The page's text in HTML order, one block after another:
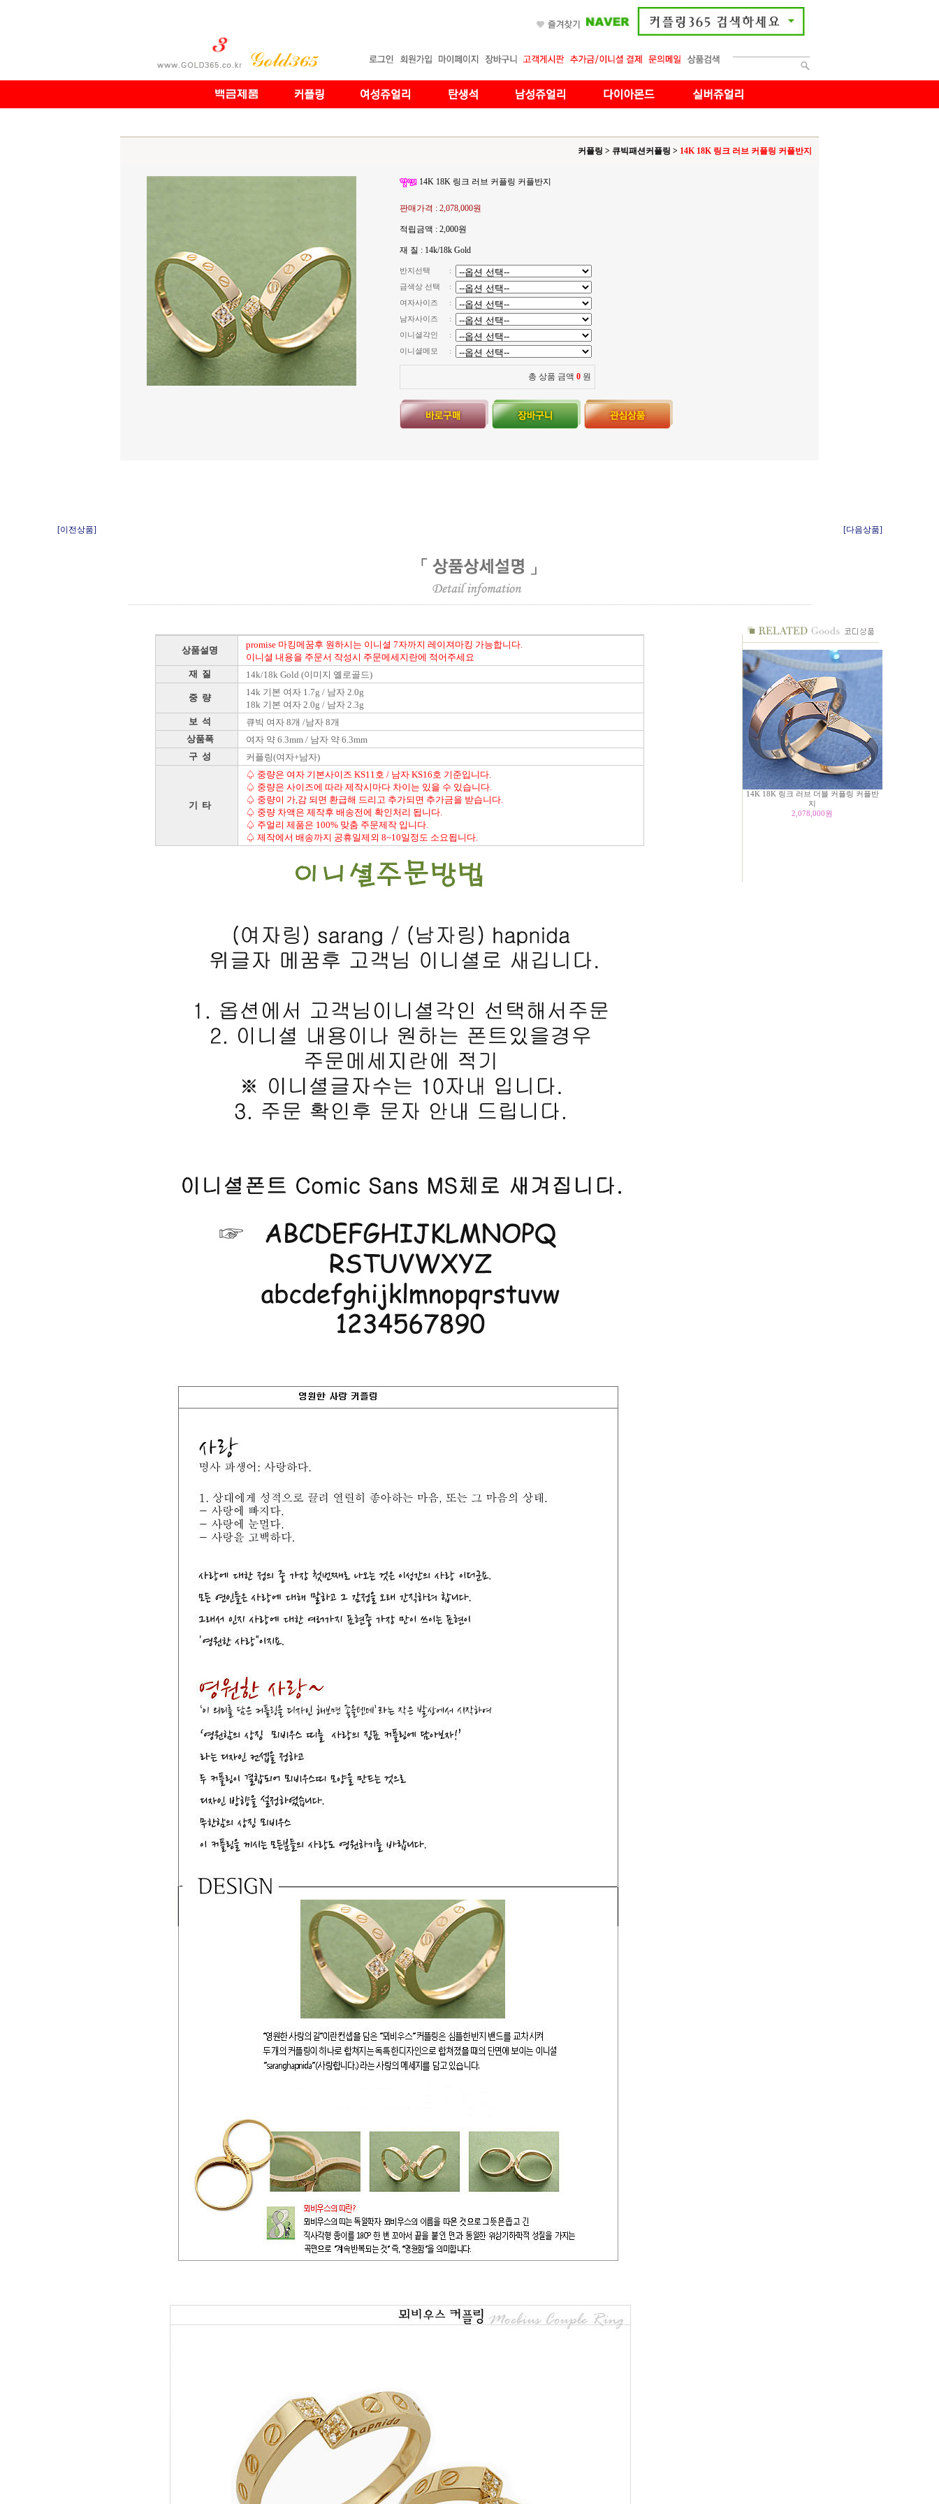
커플링 > 큐빅패션커플링 > 14K 18K 링크 러브 커플링 커플반지
14K 18K 링크 러브 커플링 커플반지
판매가격 : 2,078,000원
적립금액 : 2,000원
재 질 : 14k/18k Gold
반지선택
:
금색상 선택
:
여자사이즈
:
남자사이즈
:
이니셜각인
:
이니셜메모
:
총 상품 금액 0 원
[이전상품] [다음상품]
상품설명
promise 마킹메꿈후 원하시는 이니셜 7자까지 레이져마킹 가능합니다.
이니셜 내용을 주문서 작성시 주문메세지란에 적어주세요
재 질 14k/18k Gold (이미지 옐로골드)
중 량
14k 기본 여자 1.7g / 남자 2.0g
18k 기본 여자 2.0g / 남자 2.3g
보 석 큐빅 여자 8개 /남자 8개
상품폭 여자 약 6.3mm / 남자 약 6.3mm
구 성 커플링(여자+남자)
기 타
♤ 중량은 여자 기본사이즈 KS11호 / 남자 KS16호 기준입니다.
♤ 중량은 사이즈에 따라 제작시마다 차이는 있을 수 있습니다.
♤ 중량이 가,감 되면 환급해 드리고 추가되면 추가금을 받습니다.
♤ 중량 차액은 제작후 배송전에 확인처리 됩니다.
♤ 주얼리 제품은 100% 맞춤 주문제작 입니다.
♤ 제작에서 배송까지 공휴일제외 8~10일정도 소요됩니다.
14K 18K 링크 러브 더블 커플링 커플반
지
2,078,000원